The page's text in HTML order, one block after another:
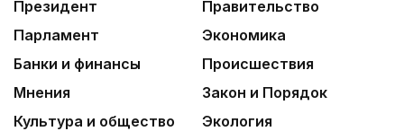
Президент
Правительство
Парламент
Экономика
Банки и финансы
Происшествия
Мнения
Закон и Порядок
Культура и общество
Экология